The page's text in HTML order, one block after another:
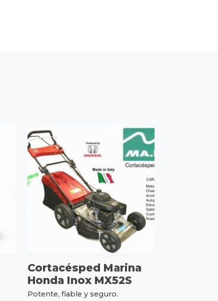
Cortacésped Marina
Honda Inox MX52S
Potente, fiable y seguro.